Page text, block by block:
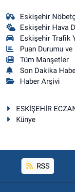
Eskişehir
Eskişehir Hava
Eskişehir Trafik
Puan Durumu
Tüm Manşetler
Son Dakika
Haber Arşivi
ESKİŞEHİR
Künye
RSS